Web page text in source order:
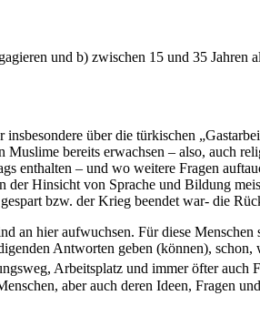
und b) zwischen 15 und 35 Jahren
über die türkischen
bereits erwachsen – also, auch
enthalten – und wo weitere Fragen
Hinsicht von Sprache und Bildung
bzw. der Krieg beendet war- die
an hier aufwuchsen. Für diese
Antworten geben (können), schon,
Arbeitsplatz und immer öfter auch
aber auch deren Ideen, Fragen